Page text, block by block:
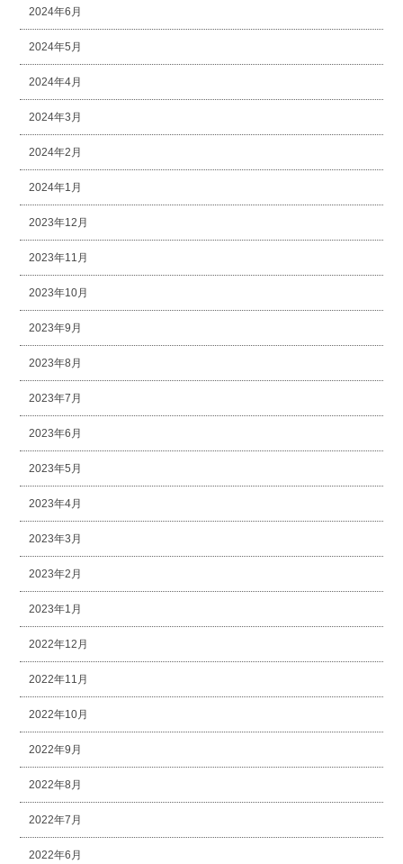
2024年6月
2024年5月
2024年4月
2024年3月
2024年2月
2024年1月
2023年12月
2023年11月
2023年10月
2023年9月
2023年8月
2023年7月
2023年6月
2023年5月
2023年4月
2023年3月
2023年2月
2023年1月
2022年12月
2022年11月
2022年10月
2022年9月
2022年8月
2022年7月
2022年6月